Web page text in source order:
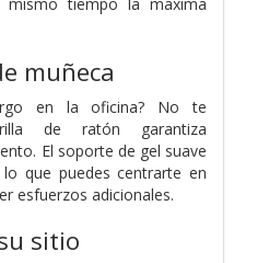
muñeca
en la oficina? No te
de ratón garantiza
El soporte de gel suave
que puedes centrarte en
esfuerzos adicionales.
sitio